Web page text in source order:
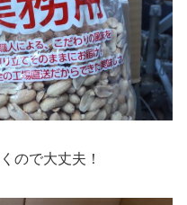
ので大丈夫！